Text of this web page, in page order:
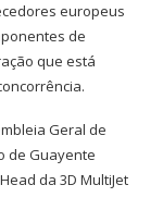
europeus
de
que está
Geral de
de Guayente
da 3D MultiJet